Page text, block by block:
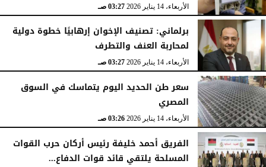
الأربعاء، 14 يناير 2026 03:27 صـ
برلماني: تصنيف الإخوان إرهابيًا خطوة دولية
لمحاربة العنف والتطرف
الأربعاء، 14 يناير 2026 03:27 صـ
سعر طن الحديد اليوم يتماسك في السوق
المصري
الأربعاء، 14 يناير 2026 03:26 صـ
الفريق أحمد خليفة رئيس أركان حرب القوات
المسلحة يلتقي قائد قوات الدفاع...